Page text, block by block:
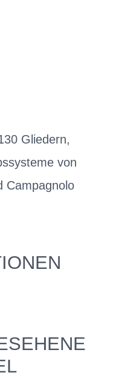
Gliedern,
von
Campagnolo